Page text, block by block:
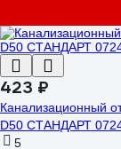
423 ₽
Канализационный
D50 СТАНДАРТ
5